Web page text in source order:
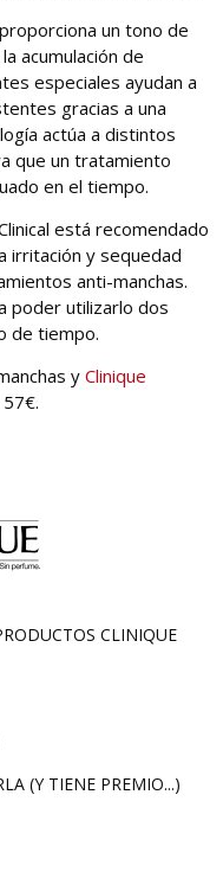
proporciona un tono de
acumulación de
especiales ayudan a
gracias a una
actúa a distintos
que un tratamiento
en el tiempo.
está recomendado
irritación y sequedad
anti-manchas.
poder utilizarlo dos
de tiempo.
y Clinique
CLINIQUE
(Y TIENE PREMIO...)